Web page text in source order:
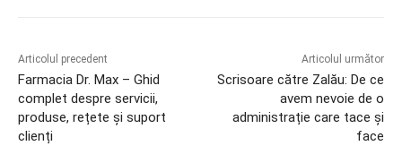
Articolul precedent
Farmacia Dr. Max – Ghid
complet despre servicii,
produse, rețete și suport
clienți
Articolul următor
Scrisoare către Zalău: De ce
avem nevoie de o
administrație care tace și
face